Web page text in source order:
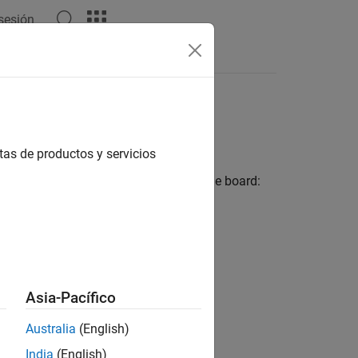
kit up to Revision C. To set up the board:
an SD card.
de productos y servicios
Asia-Pacífico
Australia (English)
India (English)